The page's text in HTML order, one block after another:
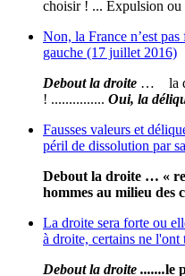
choisir ! ... Expulsion ou
Non, la France n’est
gauche (17 juillet 2016)
Debout la droite … la
! ............... Oui, la
Fausses valeurs et
péril de dissolution par
Debout la droite … «
hommes au milieu des
La droite sera forte ou
à droite, certains ne
Debout la droite .......le